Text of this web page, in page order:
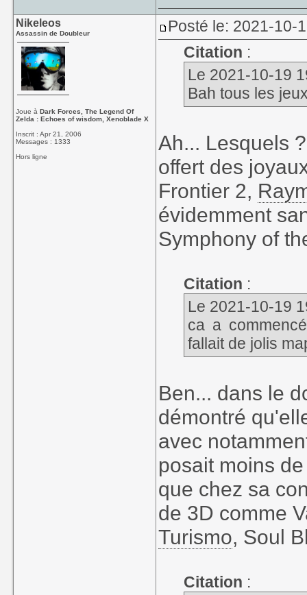
Nikeleos
Assassin de Doubleur
Joue àDark Forces, The Legend Of
Zelda : Echoes of wisdom, Xenoblade X
Inscrit : Apr 21, 2006
Messages : 1333
Hors ligne
Posté le: 2021-10-
Citation :
Le 2021-10-19
Bah tous les
Ah... Lesquels
offert des
Frontier 2,
évidemment
Symphony of
Citation :
Le 2021-10-19
ca a
fallait de jolis
Ben... dans le
démontré
avec
posait moins
que chez sa
de 3D comme
Turismo, Soul
Citation :